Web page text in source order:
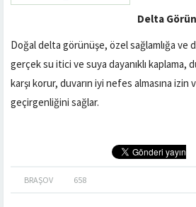
Delta
Doğal delta görünüşe, özel sağlamlığa ve
gerçek su itici ve suya dayanıklı kaplama,
karşı korur, duvarın iyi nefes almasına
geçirgenliğini sağlar.
BRAŞOV 658